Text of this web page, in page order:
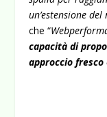
un’estensione
che “
capacità di
approccio